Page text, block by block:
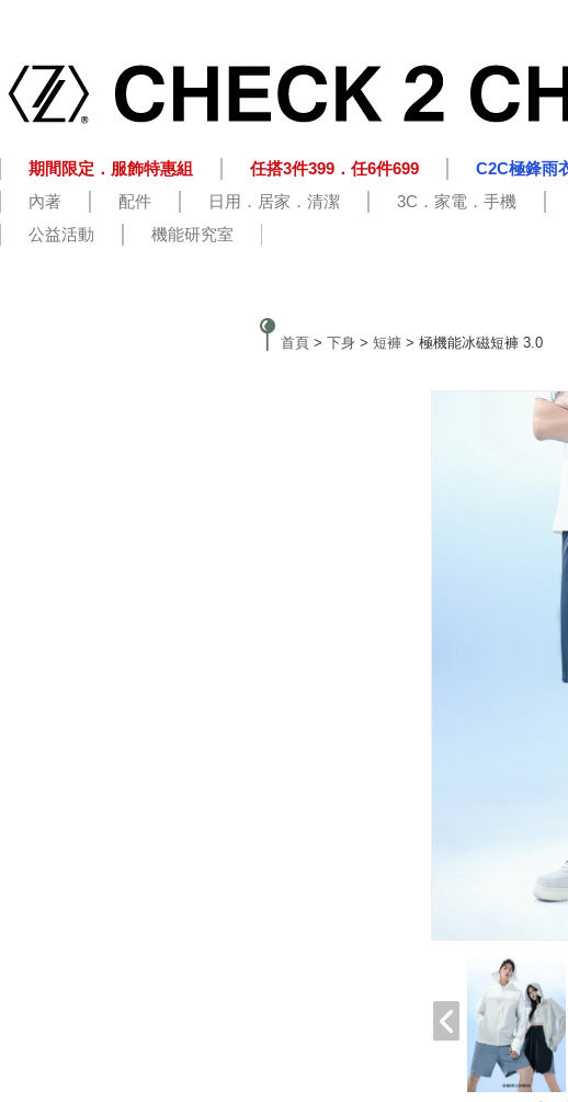
期間限定．服飾特惠組 任搭3件399．任6件699 C2C極鋒雨
內著
配件 日用．居家．清潔 3C．家電．手機
公益活動
機能研究室
首頁 > 下身 > 短褲 > 極機能冰磁短褲 3.0